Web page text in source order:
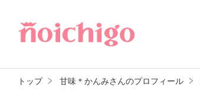
トップ 甘味＊かんみさんのプロフィール